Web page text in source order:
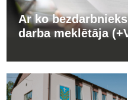
Ar ko
darba meklētāja